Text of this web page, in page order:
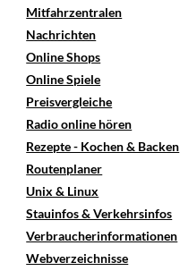
Mitfahrzentralen
Nachrichten
Online Shops
Online Spiele
Preisvergleiche
Radio online hören
Rezepte - Kochen & Backen
Routenplaner
Unix & Linux
Stauinfos & Verkehrsinfos
Verbraucherinformationen
Webverzeichnisse